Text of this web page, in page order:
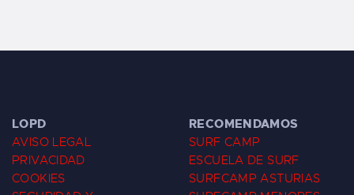
LOPD
AVISO LEGAL
PRIVACIDAD
COOKIES
RECOMENDAMOS
SURF CAMP
ESCUELA DE SURF
SURFCAMP ASTURIAS